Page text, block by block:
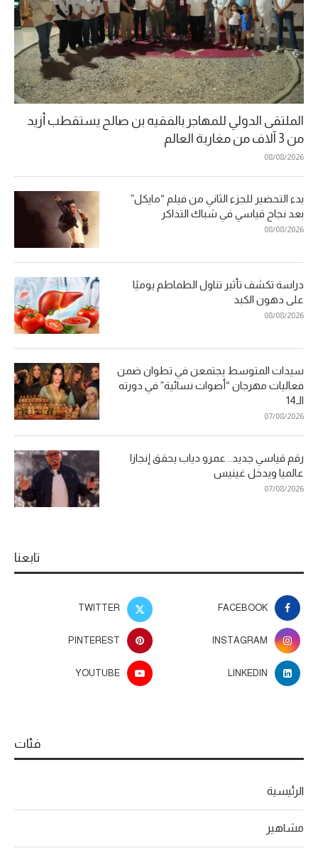
الملتقى الدولي للمهاجر بالفقيه بن صالح يستقطب أزيد
من 3 آلاف من مغاربة العالم
08/08/2026
بدء التحضير للجزء الثاني من فيلم “مايكل”
بعد نجاح قياسي في شباك التذاكر
08/08/2026
دراسة تكشف تأثير تناول الطماطم يوميًا
على دهون الكبد
08/08/2026
سيدات المتوسط يجتمعن في تطوان ضمن
فعاليات مهرجان “أصوات نسائية” في دورته
الـ14
07/08/2026
رقم قياسي جديد.. عمرو دياب يحقق إنجازا
عالميا ويدخل غينيس
07/08/2026
تابعنا
FACEBOOK
TWITTER
INSTAGRAM
PINTEREST
LINKEDIN
YOUTUBE
فئات
الرئيسية
مشاهير